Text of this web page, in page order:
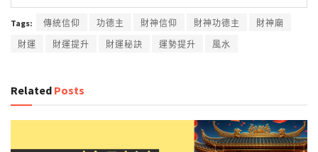
Tags: 傳統信仰 功德主 財神信仰 財神功德主
財神廟
財運
財運提升 財運秘訣 運勢提升 風水
Related Posts